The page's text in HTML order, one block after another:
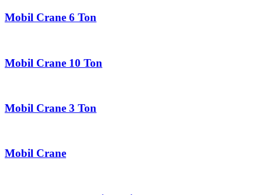
Mobil Crane 6 Ton
Mobil Crane 10 Ton
Mobil Crane 3 Ton
Mobil Crane